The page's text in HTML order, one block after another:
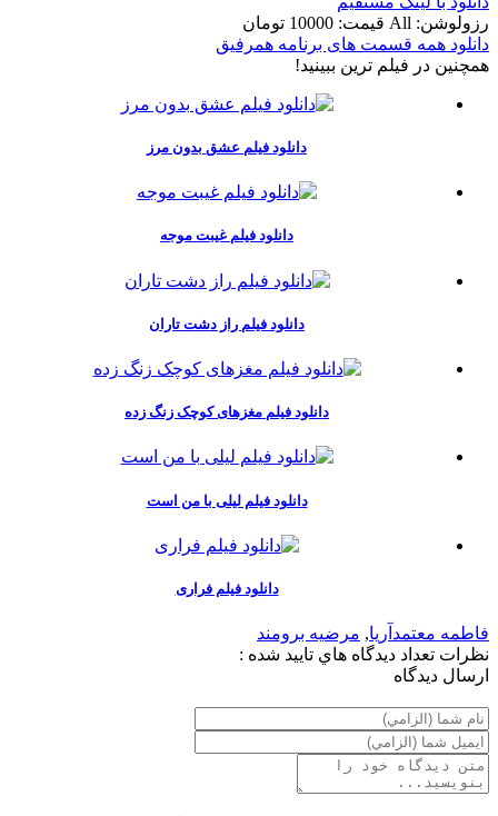
رزولوشن: All
قيمت: 10000 تومان
دانلود همه قسمت های برنامه همرفیق
همچنين در فيلم ترين ببينيد!
دانلود فیلم عشق بدون مرز
دانلود فیلم غیبت موجه
دانلود فیلم راز دشت تاران
دانلود فیلم مغزهای کوچک زنگ زده
دانلود فیلم لیلی با من است
دانلود فیلم فراری
فاطمه معتمدآریا, مرضیه برومند
نظرات تعداد ديدگاه هاي تاييد شده :
ارسال ديدگاه